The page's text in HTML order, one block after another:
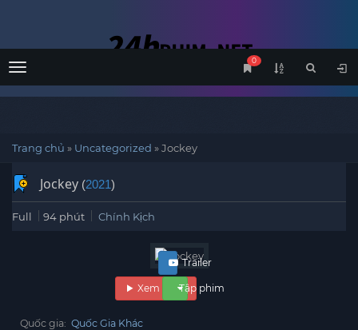
Menu
0
Trang chủ » Uncategorized »Jockey
Jockey (2021)
Full 94 phút Chính Kịch
Xem phim
Trailer
Tập phim
Quốc gia: Quốc Gia Khác